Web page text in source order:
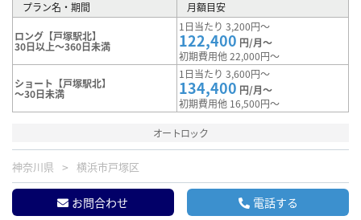
プラン名・期間 月額目安
ロング【戸塚駅北】
30日以上～360日未満
1日当たり 3,200円～
122,400 円/月～
初期費用他 22,000円～
ショート【戸塚駅北】
～30日未満
1日当たり 3,600円～
134,400 円/月～
初期費用他 16,500円～
オートロック
神奈川県 横浜市戸塚区
お問合わせ 電話する